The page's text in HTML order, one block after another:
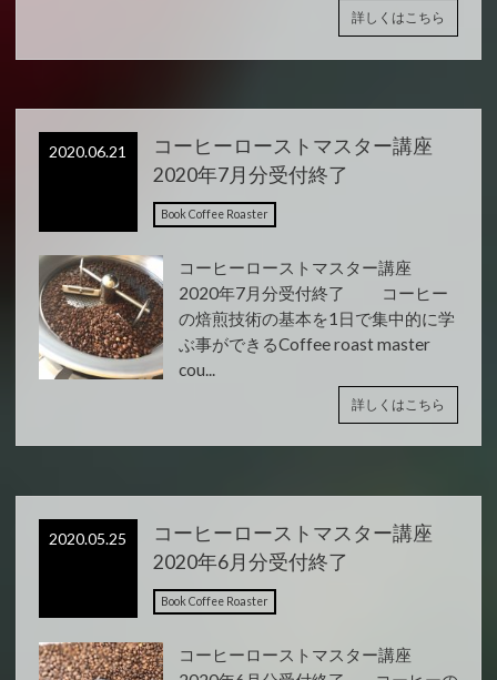
詳しくはこちら
2020.06.21
コーヒーローストマスター講座
2020年7月分受付終了
Book Coffee Roaster
コーヒーローストマスター講座
2020年7月分受付終了 コーヒー
の焙煎技術の基本を1日で集中的に学
ぶ事ができるCoffee roast master
cou...
詳しくはこちら
2020.05.25
コーヒーローストマスター講座
2020年6月分受付終了
Book Coffee Roaster
コーヒーローストマスター講座